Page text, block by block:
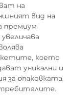
на
вид на
премиум
което
уникални и
за опаковката,